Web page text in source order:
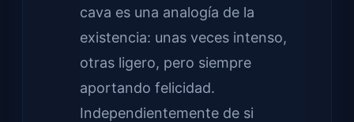
cava es una analogía de la
existencia: unas veces intenso,
otras ligero, pero siempre
aportando felicidad.
Independientemente de si